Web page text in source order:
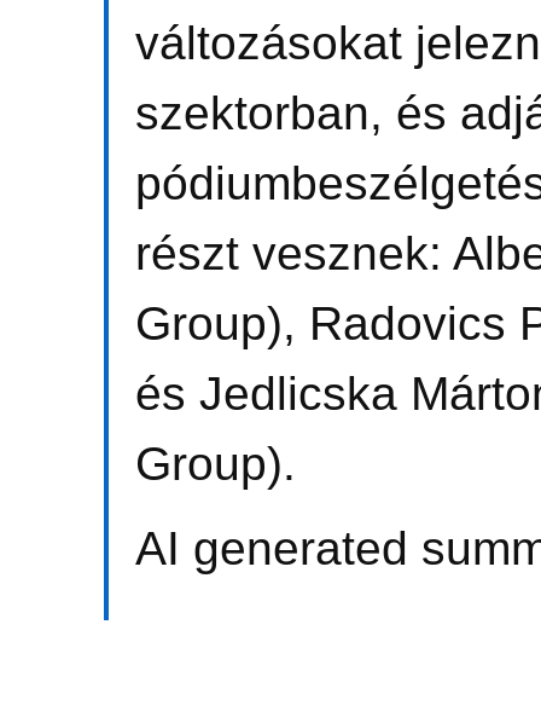
változásokat
szektorban, és
részt vesznek:
Group), Radovics
és Jedlicska
Group).
AI generated